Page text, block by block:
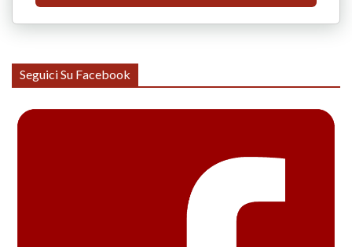
Seguici Su Facebook